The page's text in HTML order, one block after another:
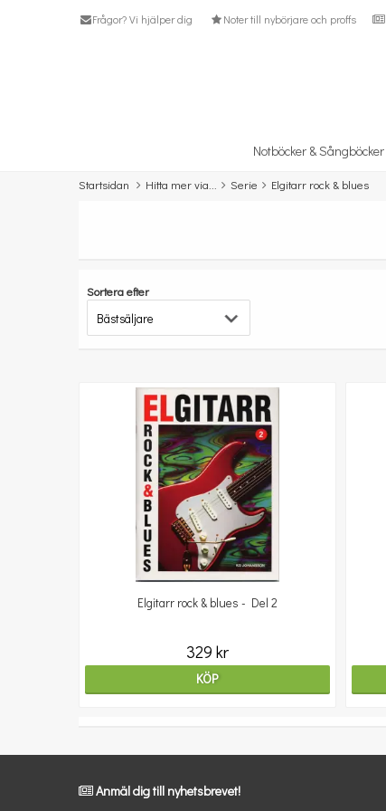
Frågor? Vi hjälper dig Noter till nybörjare och proffs
Notböcker & Sångböcker
Startsidan Hitta mer via... Serie Elgitarr rock & blues
Sortera efter
Elgitarr rock & blues - Del 2
329 kr
KÖP
Anmäl dig till nyhetsbrevet!